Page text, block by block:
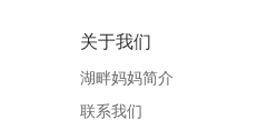
关于我们
湖畔妈妈简介
联系我们